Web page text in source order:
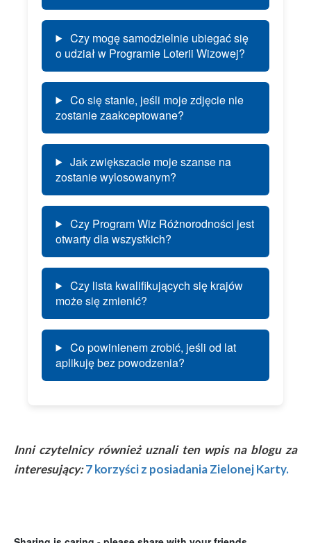
Czy mogę samodzielnie ubiegać się
o udział w Programie Loterii Wizowej?
Co się stanie, jeśli moje zdjęcie nie
zostanie zaakceptowane?
Jak zwiększacie moje szanse na
zostanie wylosowanym?
Czy Program Wiz Różnorodności jest
otwarty dla wszystkich?
Czy lista kwalifikujących się krajów
może się zmienić?
Co powinienem zrobić, jeśli od lat
aplikuję bez powodzenia?
Inni czytelnicy również uznali ten wpis na blogu za
interesujący:7 korzyści z posiadania Zielonej Karty.